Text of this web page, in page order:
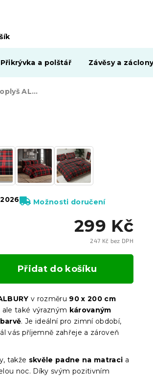
Přikrývka a polštář Závěsy a
Prostěradlo mikroplyš ALBURY 90x200 cm červené
299 Kč
247 Kč bez DPH
cena:
Možnosti doručení
Přidat do košíku
v rozměru 90 x 200 cm
také výrazným károvaným
. Je ideální pro zimní období,
vás příjemně zahřeje a zároveň
takže skvěle padne na matraci a
noc. Díky svým pozitivním